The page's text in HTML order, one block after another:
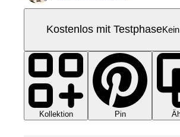
Kostenlos mit Testphase
Kollektion Pin